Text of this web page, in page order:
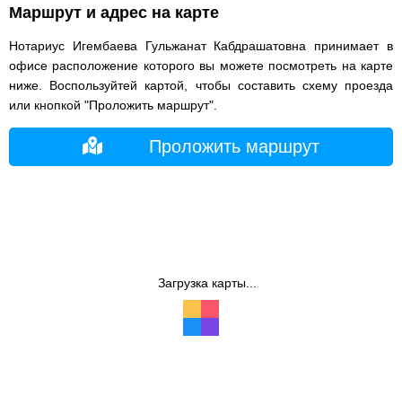
Маршрут и адрес на карте
Нотариус Игембаева Гульжанат Кабдрашатовна принимает в
офисе расположение которого вы можете посмотреть на карте
ниже. Воспользуйтей картой, чтобы составить схему проезда
или кнопкой "Проложить маршрут".
Проложить маршрут
Загрузка карты...